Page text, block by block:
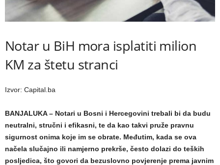
Notar u BiH mora isplatiti milion
KM za štetu stranci
Izvor: Capital.ba
BANJALUKA – Notari u Bosni i Hercegovini trebali bi da budu
neutralni, stručni i efikasni, te da kao takvi pruže pravnu
sigurnost onima koje im se obrate. Međutim, kada se ova
načela slučajno ili namjerno prekrše, često dolazi do teških
posljedica, što govori da bezuslovno povjerenje prema javnim